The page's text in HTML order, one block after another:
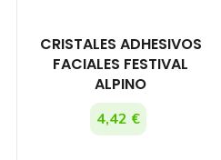
CRISTALES ADHESIVOS
FACIALES FESTIVAL
ALPINO
4,42 €